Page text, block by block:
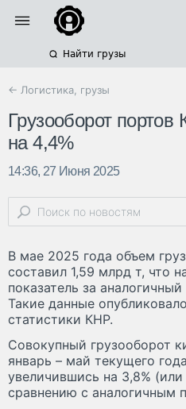
Найти грузы
← Логистика, грузы
Грузооборот
на 4,4%
14:36, 27 Июня 2025
В мае 2025 года объем
составил 1,59 млрд т, что
показатель за
Такие данные
статистики КНР.
Совокупный грузооборот
январь – май текущего
увеличившись на 3,8%
сравнению с аналогичным